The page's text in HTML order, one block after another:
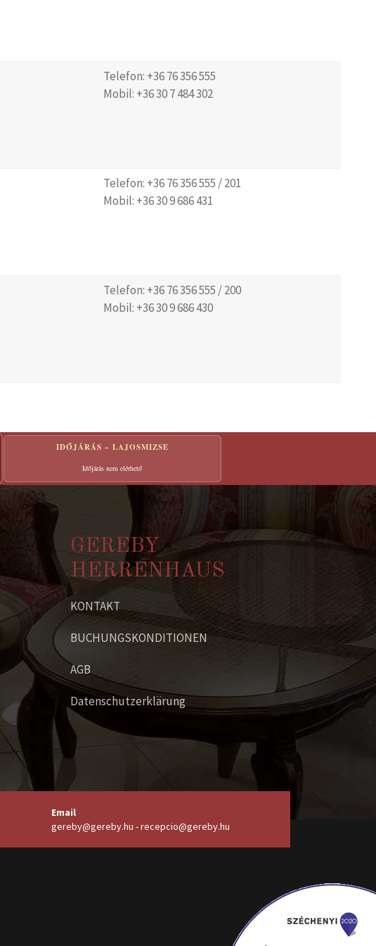
Telefon: +36 76 356 555
Mobil: +36 30 7 484 302
Telefon: +36 76 356 555 / 201
Mobil: +36 30 9 686 431
Telefon: +36 76 356 555 / 200
Mobil: +36 30 9 686 430
IDŐJÁRÁS – LAJOSMIZSE
Időjárás nem elérhető
GEREBY
HERRENHAUS
KONTAKT
BUCHUNGSKONDITIONEN
AGB
Datenschutzerklärung
Email
gereby@gereby.hu - recepcio@gereby.hu